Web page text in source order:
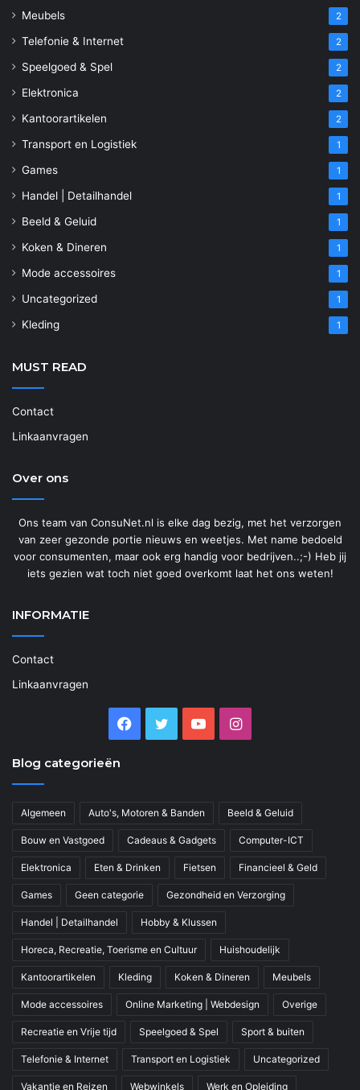
Meubels 2
Telefonie & Internet 2
Speelgoed & Spel 2
Elektronica 2
Kantoorartikelen 2
Transport en Logistiek 1
Games 1
Handel | Detailhandel 1
Beeld & Geluid 1
Koken & Dineren 1
Mode accessoires 1
Uncategorized 1
Kleding 1
MUST READ
Contact
Linkaanvragen
Over ons
Ons team van ConsuNet.nl is elke dag bezig, met het verzorgen
van zeer gezonde portie nieuws en weetjes. Met name bedoeld
voor consumenten, maar ook erg handig voor bedrijven..;-) Heb jij
iets gezien wat toch niet goed overkomt laat het ons weten!
INFORMATIE
Contact
Linkaanvragen
Facebook
Twitter YouTubeInstagram
Blog categorieën
Algemeen Auto's, Motoren & Banden Beeld & Geluid
Bouw en Vastgoed Cadeaus & Gadgets Computer-ICT
Elektronica Eten & Drinken Fietsen Financieel & Geld
Games Geen categorie Gezondheid en Verzorging
Handel | Detailhandel Hobby & Klussen
Horeca, Recreatie, Toerisme en Cultuur Huishoudelijk
Kantoorartikelen Kleding Koken & Dineren Meubels
Mode accessoires Online Marketing | Webdesign Overige
Recreatie en Vrije tijd Speelgoed & Spel Sport & buiten
Telefonie & Internet Transport en Logistiek Uncategorized
Vakantie en Reizen Webwinkels Werk en Opleiding